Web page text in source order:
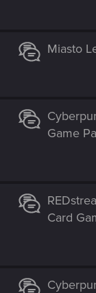
Miasto
Game
Card